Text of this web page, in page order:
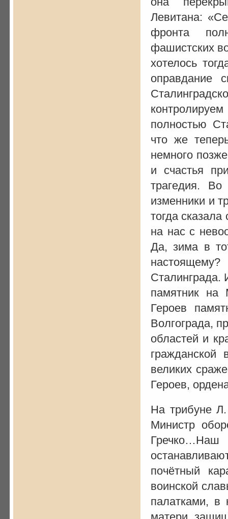
Левитана:
фронта
фашистских
хотелось
оправдание
полностью
что же
немного
и счастья
трагедия.
изменники и
тогда
на нас с
Да, зима в
Сталинграда.
памятник на
Героев
Волгограда,
областей и
гражданской
великих
Героев,
На трибуне
Министр
почётный
воинской
палатками, в